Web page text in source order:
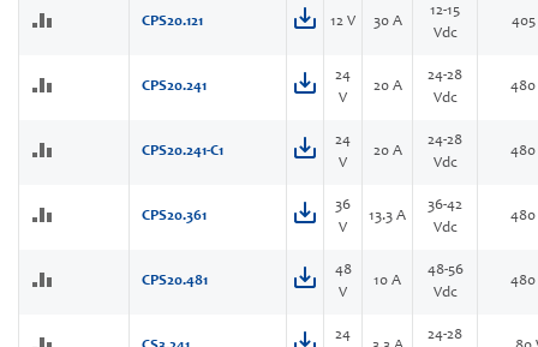
CPS20.121 12 V 30 A
12-15
Vdc
405
CPS20.241
24
V
20 A
24-28
Vdc
480
CPS20.241-C1
24
V
20 A
24-28
Vdc
480
CPS20.361
36
V
13.3 A
36-42
Vdc
480
CPS20.481
48
V
10 A
48-56
Vdc
480
24
24-28